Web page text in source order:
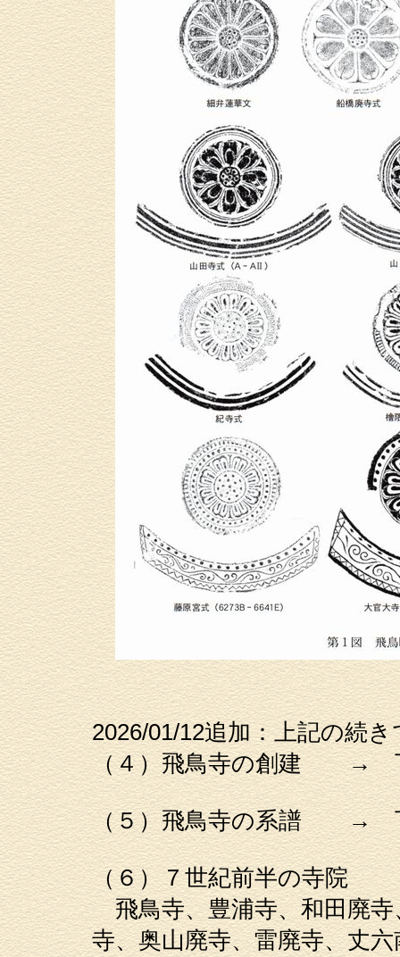
2026/01/12追加：上記の続
（４）飛鳥寺の創建 →
（５）飛鳥寺の系譜 →
（６）７世紀前半の寺
飛鳥寺、豊浦寺、和田廃
寺、奥山廃寺、雷廃寺、丈